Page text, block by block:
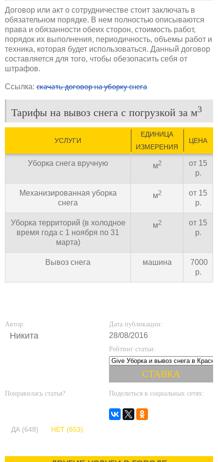
Договор или акт о сотрудничестве стоит заключать в
обязательном порядке. В нем полностью описываются
права и обязанности обеих сторон, стоимость работ,
порядок их выполнения, периодичность, объемы работ и
техника, которая будет использоваться. Данный договор
составляется для того, чтобы обезопасить себя от
штрафов.
Ссылка: скачать договор на уборку снега
Тарифы на вывоз снега с погрузкой за м3
УСЛУГИ
ЕДИНИЦА
ИЗМЕРЕНИЯ
ЦЕНА
Уборка снега вручную м2
от 15
р.
Механизированная уборка
снега
м2
от 15
р.
Уборка территорий (в холодное
время года с 1 ноября по 31
марта)
м2
от 15
р.
Вывоз снега машина
7000
р.
Автор:
Никита
Дата публикации:
28/08/2016
Рейтинг статьи:
Понравилась статья?
ДА (648) НЕТ (653)
Поделиться в социальных сетях: